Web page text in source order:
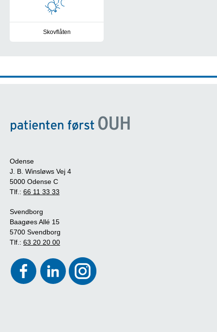
Skovflåten
Odense
J. B. Winsløws Vej 4
5000 Odense C
Tlf.: 66 11 33 33
Svendborg
Baagøes Allé 15
5700 Svendborg
Tlf.: 63 20 20 00